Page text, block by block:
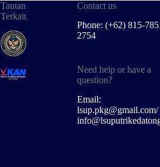
Tautan
Terkait
Contact us
Phone: (+62) 815-
2754
Need help or have a
question?
Email:
lsup.pkg@gmail.com/